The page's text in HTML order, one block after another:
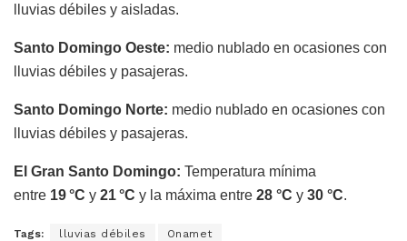
lluvias débiles y aisladas.
Santo Domingo Oeste: medio nublado en ocasiones con
lluvias débiles y pasajeras.
Santo Domingo Norte: medio nublado en ocasiones con
lluvias débiles y pasajeras.
El Gran Santo Domingo: Temperatura mínima
entre 19 °C y 21 °C y la máxima entre 28 °C y 30 °C.
Tags: lluvias débiles Onamet